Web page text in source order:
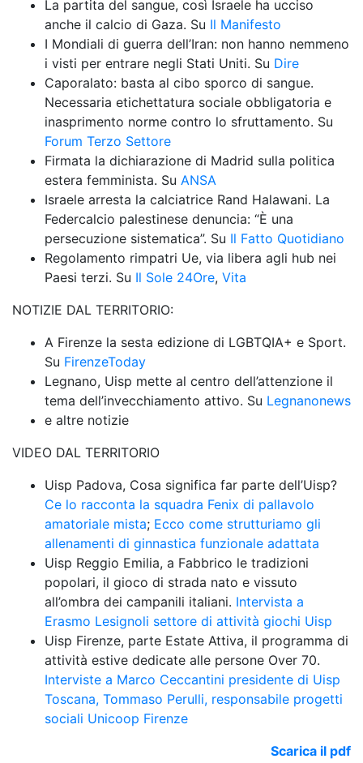
La partita del sangue, così Israele ha ucciso
anche il calcio di Gaza. Su Il Manifesto
I Mondiali di guerra dell’Iran: non hanno nemmeno
i visti per entrare negli Stati Uniti. Su Dire
Caporalato: basta al cibo sporco di sangue.
Necessaria etichettatura sociale obbligatoria e
Forum Terzo Settore
Firmata la dichiarazione di Madrid sulla politica
estera femminista. Su ANSA
Israele arresta la calciatrice Rand Halawani. La
Federcalcio palestinese denuncia: “È una
persecuzione sistematica”. Su Il Fatto Quotidiano
Regolamento rimpatri Ue, via libera agli hub nei
Paesi terzi. Su Il Sole 24Ore, Vita
NOTIZIE DAL TERRITORIO:
A Firenze la sesta edizione di LGBTQIA+ e Sport.
Su FirenzeToday
Legnano, Uisp mette al centro dell’attenzione il
tema dell’invecchiamento attivo. Su Legnanonews
e altre notizie
VIDEO DAL TERRITORIO
Ce lo racconta la squadra Fenix di pallavolo
amatoriale mista; Ecco come strutturiamo gli
allenamenti di ginnastica funzionale adattata
Uisp Reggio Emilia, a Fabbrico le tradizioni
popolari, il gioco di strada nato e vissuto
all’ombra dei campanili italiani. Intervista a
Erasmo Lesignoli settore di attività giochi Uisp
Uisp Firenze, parte Estate Attiva, il programma di
Interviste a Marco Ceccantini presidente di Uisp
Toscana, Tommaso Perulli, responsabile progetti
sociali Unicoop Firenze
Scarica il pdf